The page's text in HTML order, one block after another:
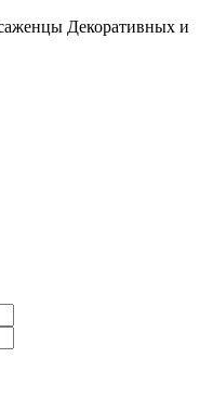
Декоративных и